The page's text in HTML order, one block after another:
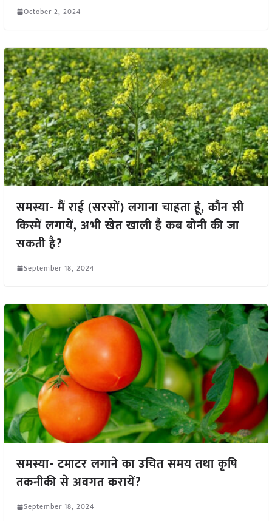
October 2, 2024
समस्या- मैं राई (सरसों) लगाना चाहता हूं, कौन सी
किस्में लगायें, अभी खेत खाली है कब बोनी की जा
सकती है?
September 18, 2024
समस्या- टमाटर लगाने का उचित समय तथा कृषि
तकनीकी से अवगत करायें?
September 18, 2024